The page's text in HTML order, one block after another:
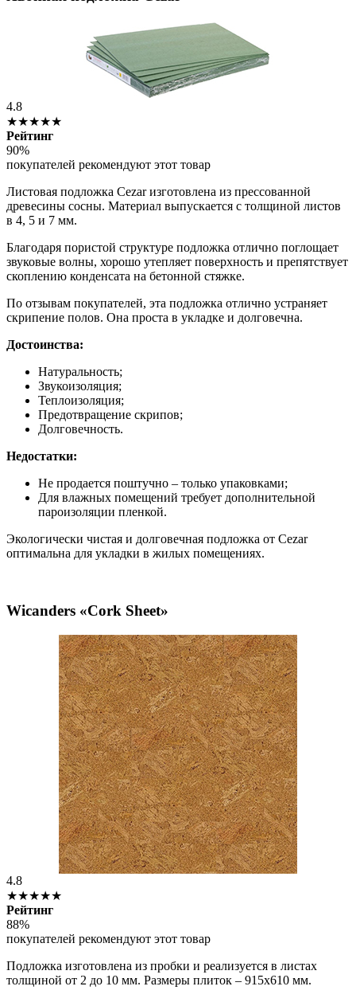
4.8
★★★★★
Рейтинг
90%
покупателей рекомендуют этот товар
Листовая подложка Cezar изготовлена из прессованной
древесины сосны. Материал выпускается с толщиной листов
в 4, 5 и 7 мм.
Благодаря пористой структуре подложка отлично поглощает
звуковые волны, хорошо утепляет поверхность и препятствует
скоплению конденсата на бетонной стяжке.
По отзывам покупателей, эта подложка отлично устраняет
скрипение полов. Она проста в укладке и долговечна.
Достоинства:
Натуральность;
Звукоизоляция;
Теплоизоляция;
Предотвращение скрипов;
Долговечность.
Недостатки:
Не продается поштучно – только упаковками;
Для влажных помещений требует дополнительной
пароизоляции пленкой.
Экологически чистая и долговечная подложка от Cezar
оптимальна для укладки в жилых помещениях.
Wicanders «Cork Sheet»
4.8
★★★★★
Рейтинг
88%
покупателей рекомендуют этот товар
Подложка изготовлена из пробки и реализуется в листах
толщиной от 2 до 10 мм. Размеры плиток – 915х610 мм.